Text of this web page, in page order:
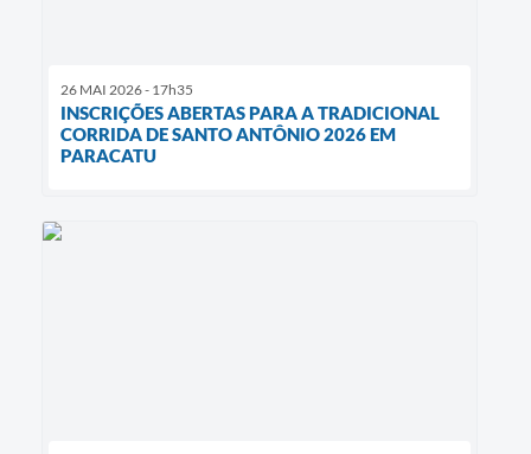
26 MAI 2026 - 17h35
INSCRIÇÕES ABERTAS PARA A TRADICIONAL
CORRIDA DE SANTO ANTÔNIO 2026 EM
PARACATU